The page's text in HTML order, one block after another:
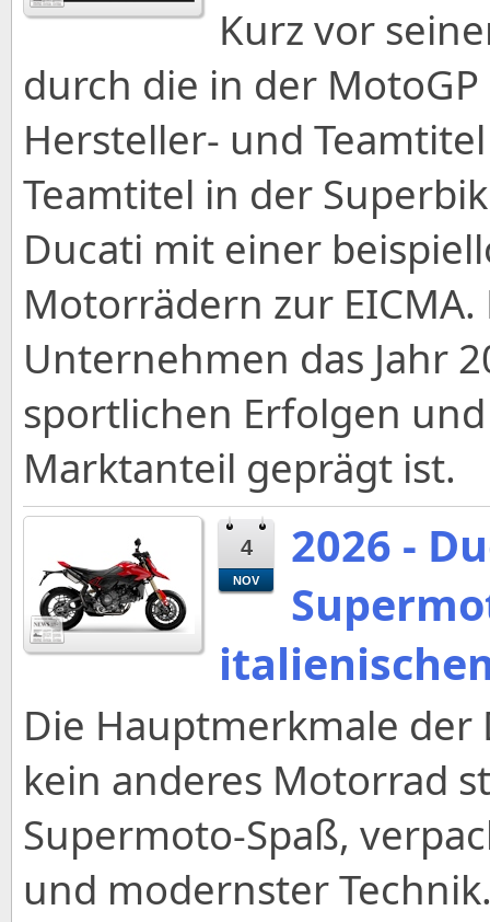
Kurz vor
durch die in der
Hersteller- und
Teamtitel in der
Ducati mit einer
Motorrädern zur
Unternehmen das Jahr
sportlichen Erfolgen
Marktanteil geprägt ist.
4
NOV
2026 -
Die Hauptmerkmale der
kein anderes Motorrad
Supermoto-Spaß,
und modernster